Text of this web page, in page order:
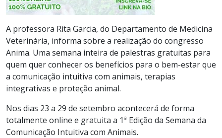
A professora Rita Garcia, do Departamento de Medicina
Veterinária, informa sobre a realização do congresso
Anima. Uma semana inteira de palestras gratuitas para
quem quer conhecer os benefícios para o bem-estar que
a comunicação intuitiva com animais, terapias
integrativas e proteção animal.
Nos dias 23 a 29 de setembro acontecerá de forma
totalmente online e gratuita a 1ª Edição da Semana da
Comunicação Intuitiva com Animais.